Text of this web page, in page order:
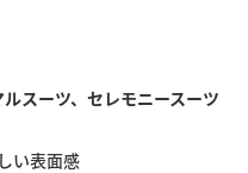
スーツ、セレモニースーツ
い表面感